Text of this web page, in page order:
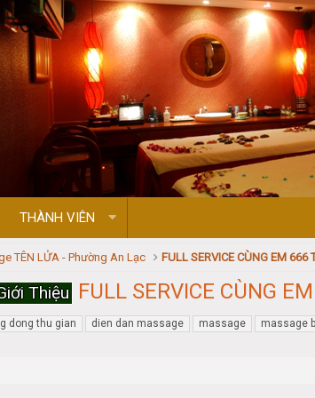
THÀNH VIÊN
TÊN LỬA - Phường An Lạc FULL SERVICE CÙNG EM 666
Thiệu FULL SERVICE CÙNG
dong thu gian dien dan massage massage massage